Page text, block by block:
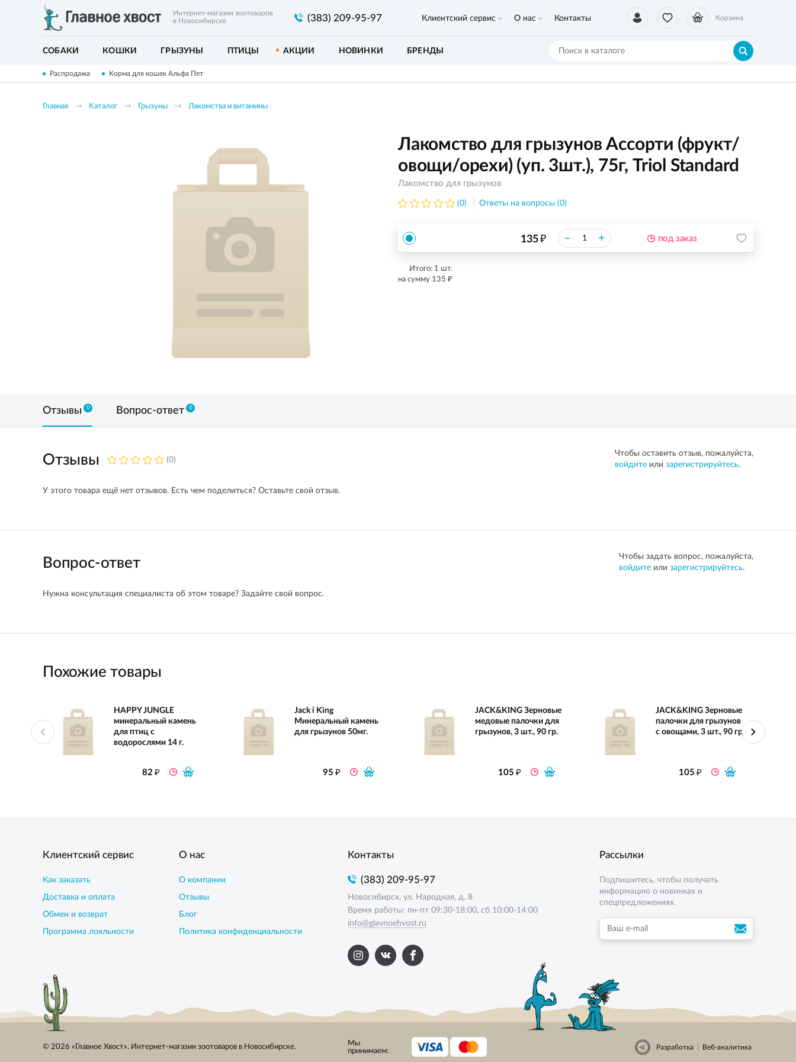
Интернет-магазин зоотоваров
в Новосибирске
(383) 209-95-97 Корзина
Клиентский сервис О нас Контакты
СОБАКИ КОШКИ ГРЫЗУНЫ ПТИЦЫ АКЦИИ НОВИНКИ БРЕНДЫ
Распродажа Корма для кошек Альфа Пет
Главная Каталог Грызуны Лакомства и витамины
Лакомство для грызунов Ассорти (фрукт/
овощи/орехи) (уп. 3шт.), 75г, Triol Standard
Лакомство для грызунов
(0) Ответы на вопросы (0)
135₽ – + под заказ
Итого: 1 шт.
на сумму 135 ₽
Отзывы 0 Вопрос-ответ 0
Отзывы (0)
Чтобы оставить отзыв, пожалуйста,
войдите или зарегистрируйтесь.
У этого товара ещё нет отзывов. Есть чем поделиться? Оставьте свой отзыв.
Вопрос-ответ
Чтобы задать вопрос, пожалуйста,
войдите или зарегистрируйтесь.
Нужна консультация специалиста об этом товаре? Задайте свой вопрос.
Похожие товары
HAPPY JUNGLE
минеральный камень
для птиц с
водорослями 14 г.
82₽
Jack i King
Минеральный камень
для грызунов 50мг.
95₽
JACK&KING Зерновые
медовые палочки для
грызунов, 3 шт., 90 гр.
105₽
JACK&KING Зерновые
палочки для грызунов
с овощами, 3 шт., 90 гр.
105₽
Клиентский сервис
Как заказать
Доставка и оплата
Обмен и возврат
Программа лояльности
О нас
О компании
Отзывы
Блог
Политика конфиденциальности
Контакты
(383) 209-95-97
Новосибирск, ул. Народная, д. 8
Время работы: пн-пт 09:30-18:00, сб 10:00-14:00
info@glavnoehvost.ru
Рассылки
Подпишитесь, чтобы получать
информацию о новинках и
спецпредложениях.
© 2026 «Главное Хвост». Интернет-магазин зоотоваров в Новосибирске.
Мы
принимаем:
Разработка Веб-аналитика